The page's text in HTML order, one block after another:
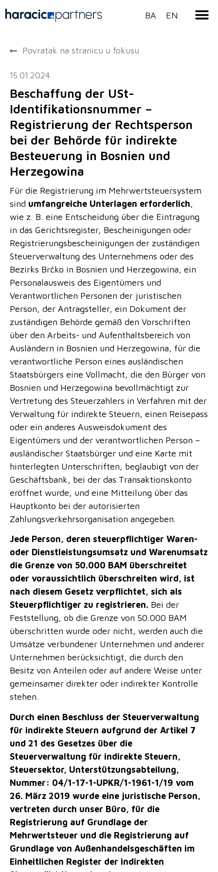
BA EN
Povratak na stranicu u fokusu
15.01.2024
Beschaffung der USt-
Identifikationsnummer –
Registrierung der Rechtsperson
bei der Behörde für indirekte
Besteuerung in Bosnien und
Herzegowina
Für die Registrierung im Mehrwertsteuersystem
sind umfangreiche Unterlagen erforderlich,
wie z. B. eine Entscheidung über die Eintragung
in das Gerichtsregister, Bescheinigungen oder
Registrierungsbescheinigungen der zuständigen
Steuerverwaltung des Unternehmens oder des
Bezirks Brčko in Bosnien und Herzegowina, ein
Personalausweis des Eigentümers und
Verantwortlichen Personen der juristischen
Person, der Antragsteller, ein Dokument der
zuständigen Behörde gemäß den Vorschriften
über den Arbeits- und Aufenthaltsbereich von
Ausländern in Bosnien und Herzegowina, für die
verantwortliche Person eines ausländischen
Staatsbürgers eine Vollmacht, die den Bürger von
Bosnien und Herzegowina bevollmächtigt zur
Vertretung des Steuerzahlers in Verfahren mit der
Verwaltung für indirekte Steuern, einen Reisepass
oder ein anderes Ausweisdokument des
Eigentümers und der verantwortlichen Person –
ausländischer Staatsbürger und eine Karte mit
hinterlegten Unterschriften, beglaubigt von der
Geschäftsbank, bei der das Transaktionskonto
eröffnet wurde, und eine Mitteilung über das
Hauptkonto bei der autorisierten
Zahlungsverkehrsorganisation angegeben.
Jede Person, deren steuerpflichtiger Waren-
oder Dienstleistungsumsatz und Warenumsatz
die Grenze von 50.000 BAM überschreitet
oder voraussichtlich überschreiten wird, ist
nach diesem Gesetz verpflichtet, sich als
Steuerpflichtiger zu registrieren. Bei der
Feststellung, ob die Grenze von 50.000 BAM
überschritten wurde oder nicht, werden auch die
Umsätze verbundener Unternehmen und anderer
Unternehmen berücksichtigt, die durch den
Besitz von Anteilen oder auf andere Weise unter
gemeinsamer direkter oder indirekter Kontrolle
stehen.
Durch einen Beschluss der Steuerverwaltung
für indirekte Steuern aufgrund der Artikel 7
und 21 des Gesetzes über die
Steuerverwaltung für indirekte Steuern,
Steuersektor, Unterstützungsabteilung,
Nummer: 04/1-17-1-UPKR/1-1961-1/19 vom
26. März 2019 wurde eine juristische Person,
vertreten durch unser Büro, für die
Registrierung auf Grundlage der
Mehrwertsteuer und die Registrierung auf
Grundlage von Außenhandelsgeschäften im
Einheitlichen Register der indirekten